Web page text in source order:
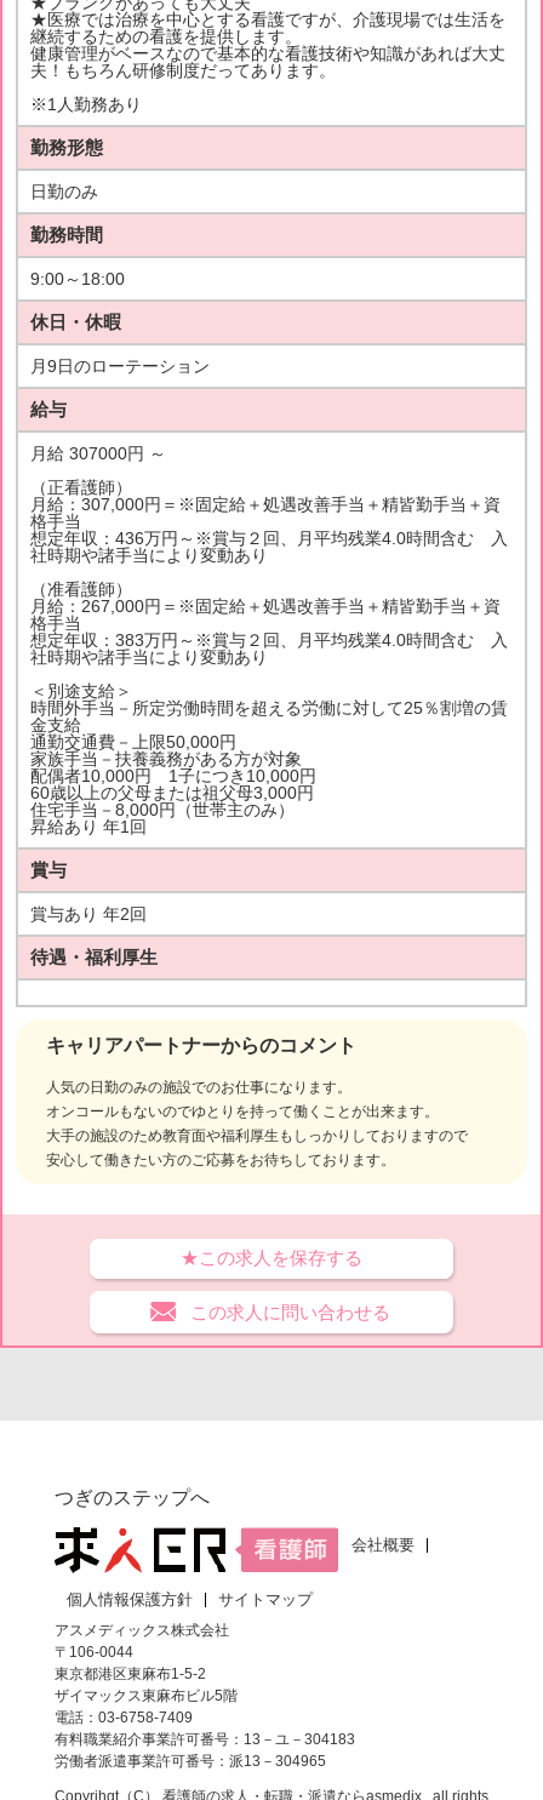
キャリアパートナーからのコメント
人気の日勤のみの施設でのお仕事になります。
オンコールもないのでゆとりを持って働くことが出来ます。
大手の施設のため教育面や福利厚生もしっかりしておりますので
安心して働きたい方のご応募をお待ちしております。
★医療では治療を中心とする看護ですが、介護現場では生活を
継続するための看護を提供します。
健康管理がベースなので基本的な看護技術や知識があれば大丈
夫！もちろん研修制度だってあります。
※1人勤務あり
勤務形態
日勤のみ
勤務時間
9:00～18:00
休日・休暇
月9日のローテーション
給与
月給 307000円 ～
（正看護師）
月給：307,000円＝※固定給＋処遇改善手当＋精皆勤手当＋資
格手当
想定年収：436万円～※賞与２回、月平均残業4.0時間含む 入
社時期や諸手当により変動あり
（准看護師）
月給：267,000円＝※固定給＋処遇改善手当＋精皆勤手当＋資
格手当
想定年収：383万円～※賞与２回、月平均残業4.0時間含む 入
社時期や諸手当により変動あり
＜別途支給＞
時間外手当－所定労働時間を超える労働に対して25％割増の賃
金支給
通勤交通費－上限50,000円
家族手当－扶養義務がある方が対象
配偶者10,000円 1子につき10,000円
60歳以上の父母または祖父母3,000円
住宅手当－8,000円（世帯主のみ）
昇給あり 年1回
賞与
賞与あり 年2回
待遇・福利厚生
★この求人を保存する
この求人に問い合わせる
つぎのステップへ
会社概要
個人情報保護方針
サイトマップ
アスメディックス株式会社
〒106-0044
東京都港区東麻布1-5-2
ザイマックス東麻布ビル5階
電話：03-6758-7409
有料職業紹介事業許可番号：13－ユ－304183
労働者派遣事業許可番号：派13－304965
Copyrihgt（C） 看護師の求人・転職・派遣ならasmedix , all rights